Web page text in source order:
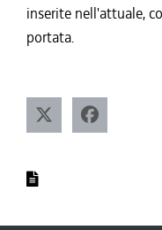
inserite nell'attuale,
portata.